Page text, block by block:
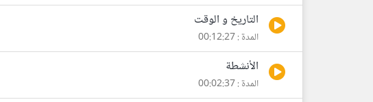
التاريخ و الوقت
المدة : 00:12:27
الأنشطة
المدة : 00:02:37